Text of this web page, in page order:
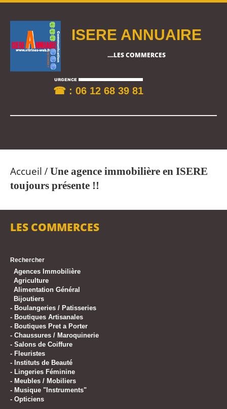
ISERE ANNUAIRE
....LES COMMERCES
☎ : 06 12 68 39 81
Accueil / Une agence immobilière en ISERE
toujours présente !!
LES COMMERCES
Rechercher
Agences Immobilière
Agriculture
Alimentation Général
Bijoutiers
- Boulangeries / Patisseries
- Boutiques Artisanales
- Boutiques Pret a Porter
- Chaussures / Maroquinerie
- Salons de Coiffure
- Fleuristes
- Instituts de Beauté
- Lingeries Féminine
- Meubles / Mobiliers
- Musique "Instruments"
- Opticiens